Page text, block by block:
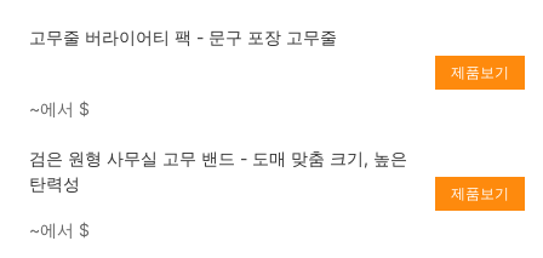
고무줄 버라이어티 팩 - 문구 포장 고무줄
~에서 $
제품보기
검은 원형 사무실 고무 밴드 - 도매 맞춤 크기, 높은
탄력성
~에서 $
제품보기